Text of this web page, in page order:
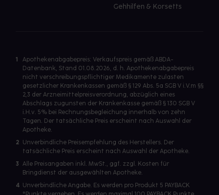
Gehhilfen & Korsetts
1
Apothekenabgabepreis: Verkaufspreis gemäß ABDA-
Datenbank, Stand 01.08.2026, d. h. Apothekenabgabepreis
nicht verschreibungspflichtiger Medikamente zulasten
gesetzlicher Krankenkassen gemäß § 129 Abs. 5a SGB V i.V.m §§
2,3 der Arzneimittelpreisverordnung, abzüglich eines
Abschlags zugunsten der Krankenkasse gemäß § 130 SGB V
i.H.v. 5% bei Rechnungsbegleichung innerhalb von zehn
Tagen. Der tatsächliche Preis erscheint nach Auswahl der
Apotheke.
2 Unverbindliche Preisempfehlung des Herstellers. Der
tatsächliche Preis erscheint nach Auswahl der Apotheke.
3 Alle Preisangaben inkl. MwSt., ggf. zzgl. Kosten für
Bringdienst der ausgewählten Apotheke.
4 Unverbindliche Angabe. Es werden pro Produkt 5 PAYBACK